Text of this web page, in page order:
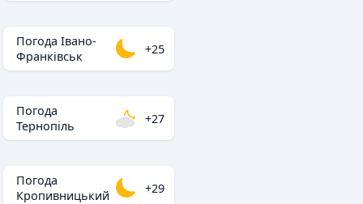
Погода Івано-
Франківськ
+25
Погода
Тернопіль
+27
Погода
Кропивницький
+29